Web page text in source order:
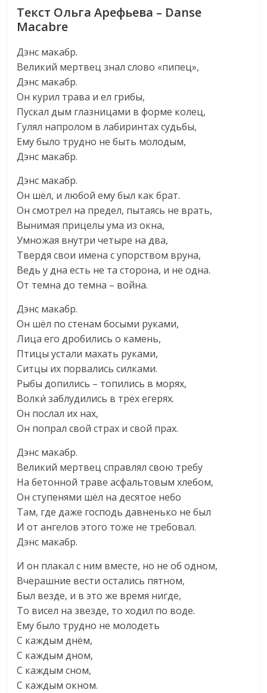
Текст Ольга Арефьева – Danse
Macabre
Дэнс макабр.
Великий мертвец знал слово «пипец»,
Дэнс макабр.
Он курил трава и ел грибы,
Пускал дым глазницами в форме колец,
Гулял напролом в лабиринтах судьбы,
Ему было трудно не быть молодым,
Дэнс макабр.
Дэнс макабр.
Он шёл, и любой ему был как брат.
Он смотрел на предел, пытаясь не врать,
Вынимая прицелы ума из окна,
Умножая внутри четыре на два,
Твердя свои имена с упорством вруна,
Ведь у дна есть не та сторона, и не одна.
От темна до темна – война.
Дэнс макабр.
Он шёл по стенам босыми руками,
Лица его дробились о камень,
Птицы устали махать руками,
Ситцы их порвались силками.
Рыбы допились – топились в морях,
Волки́ заблудились в трёх егерях.
Он послал их нах,
Он попрал свой страх и свой прах.
Дэнс макабр.
Великий мертвец справлял свою требу
На бетонной траве асфальтовым хлебом,
Он ступенями шёл на десятое небо
Там, где даже господь давненько не был
И от ангелов этого тоже не требовал.
Дэнс макабр.
И он плакал с ним вместе, но не об одном,
Вчерашние вести остались пятном,
Был везде, и в это же время нигде,
То висел на звезде, то ходил по воде.
Ему было трудно не молодеть
С каждым днём,
С каждым дном,
С каждым сном,
С каждым окном.